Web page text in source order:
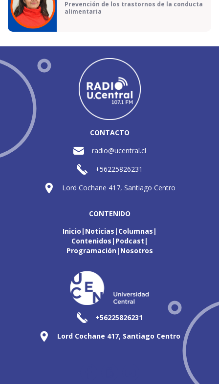
Prevención de los trastornos de la conducta
alimentaria
CONTACTO
radio@ucentral.cl
+56225826231
Lord Cochane 417, Santiago Centro
CONTENIDO
Inicio Noticias Columnas
Contenidos Podcast
Programación Nosotros
+56225826231
Lord Cochane 417, Santiago Centro